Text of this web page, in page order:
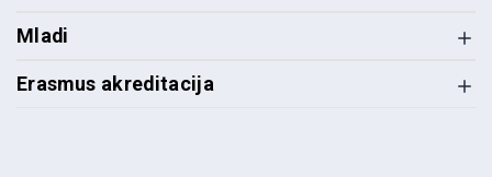
Mladi
Erasmus akreditacija